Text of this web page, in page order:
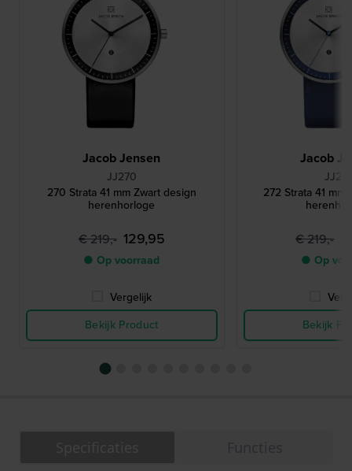
Jacob Jensen
JJ270
270 Strata 41 mm Zwart design
herenhorloge
€ 219,- 129,95
● Op voorraad
Vergelijk
Bekijk Product
Jacob
272 Strata 41
€ 219,-
● Op
Bekijk